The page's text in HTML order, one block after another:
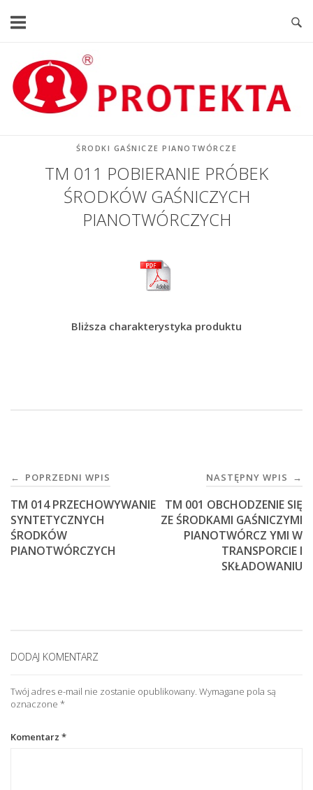
Home
ŚRODKI GAŚNICZE PIANOTWÓRCZE
TM 011 POBIERANIE PRÓBEK
ŚRODKÓW GAŚNICZYCH
PIANOTWÓRCZYCH
Bliższa charakterystyka produktu
Post
navigation
← POPRZEDNI WPIS
TM 014 PRZECHOWYWANIE
SYNTETYCZNYCH
ŚRODKÓW
PIANOTWÓRCZYCH
NASTĘPNY WPIS →
TM 001 OBCHODZENIE SIĘ
ZE ŚRODKAMI GAŚNICZYMI
PIANOTWÓRCZ YMI W
TRANSPORCIE I
SKŁADOWANIU
DODAJ KOMENTARZ
Twój adres e-mail nie zostanie opublikowany. Wymagane pola są
oznaczone *
Komentarz *